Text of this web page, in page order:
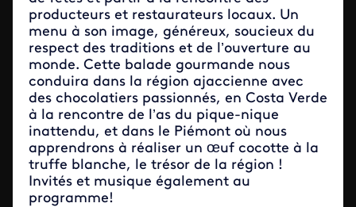
producteurs et restaurateurs locaux. Un
menu à son image, généreux, soucieux du
respect des traditions et de l’ouverture au
monde. Cette balade gourmande nous
conduira dans la région ajaccienne avec
des chocolatiers passionnés, en Costa Verde
à la rencontre de l’as du pique-nique
inattendu, et dans le Piémont où nous
apprendrons à réaliser un œuf cocotte à la
truffe blanche, le trésor de la région !
Invités et musique également au
programme!